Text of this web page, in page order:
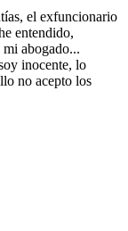
el exfuncionario
entendido,
abogado...
inocente, lo
no acepto los